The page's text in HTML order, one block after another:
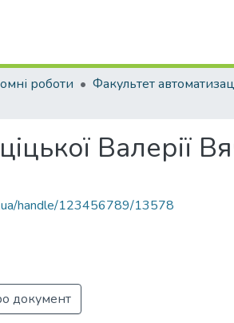
роботи
Валерії
handle/123456789/13578
документ